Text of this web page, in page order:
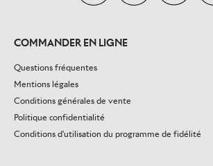
COMMANDER EN LIGNE
Questions fréquentes
Mentions légales
Conditions générales de vente
Politique confidentialité
Conditions d'utilisation du programme de fidélité